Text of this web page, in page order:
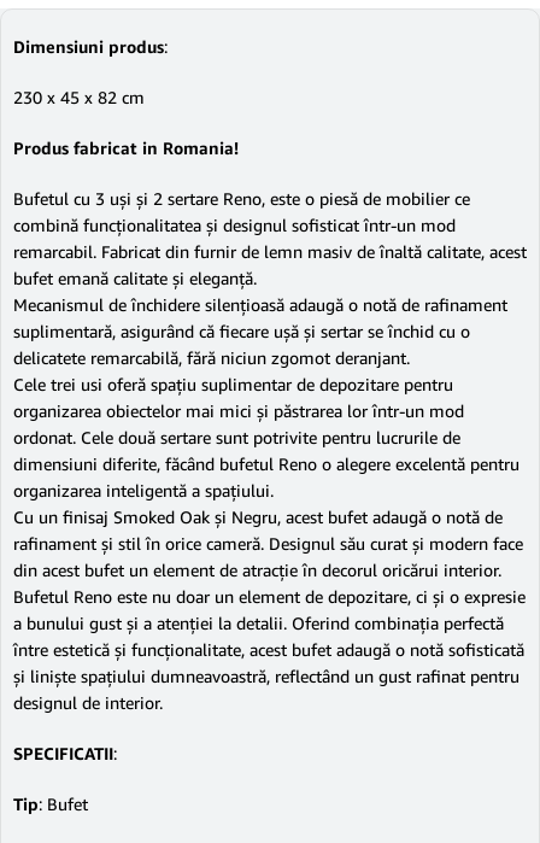
Dimensiuni produs:
230 x 45 x 82 cm
Produs fabricat in Romania!
Bufetul cu 3 uși și 2 sertare Reno, este o piesă de mobilier ce
combină funcționalitatea și designul sofisticat într-un mod
remarcabil. Fabricat din furnir de lemn masiv de înaltă calitate, acest
bufet emană calitate și eleganță.
Mecanismul de închidere silențioasă adaugă o notă de rafinament
suplimentară, asigurând că fiecare ușă și sertar se închid cu o
delicatete remarcabilă, fără niciun zgomot deranjant.
Cele trei usi oferă spațiu suplimentar de depozitare pentru
organizarea obiectelor mai mici și păstrarea lor într-un mod
ordonat. Cele două sertare sunt potrivite pentru lucrurile de
dimensiuni diferite, făcând bufetul Reno o alegere excelentă pentru
organizarea inteligentă a spațiului.
Cu un finisaj Smoked Oak și Negru, acest bufet adaugă o notă de
rafinament și stil în orice cameră. Designul său curat și modern face
din acest bufet un element de atracție în decorul oricărui interior.
Bufetul Reno este nu doar un element de depozitare, ci și o expresie
a bunului gust și a atenției la detalii. Oferind combinația perfectă
între estetică și funcționalitate, acest bufet adaugă o notă sofisticată
și liniște spațiului dumneavoastră, reflectând un gust rafinat pentru
designul de interior.
SPECIFICATII:
Tip: Bufet